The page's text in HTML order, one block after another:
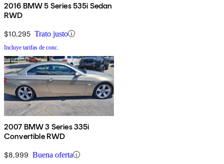
2016 BMW 5 Series 535i Sedan
RWD
$10,295 Trato justo
Incluye tarifas de conc.
2007 BMW 3 Series 335i
Convertible RWD
$8,999 Buena oferta